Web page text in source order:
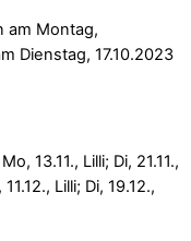
am Montag,
Dienstag, 17.10.2023
13.11., Lilli; Di, 21.11.,
Lilli; Di, 19.12.,